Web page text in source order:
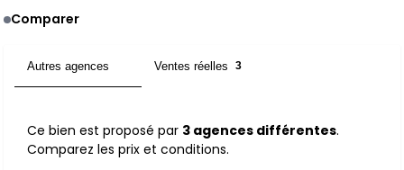
Comparer
Autres agences Ventes réelles 3
Ce bien est proposé par 3 agences différentes.
Comparez les prix et conditions.